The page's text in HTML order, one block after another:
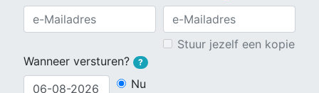
Stuur jezelf een kopie
Wanneer versturen?
?
Nu